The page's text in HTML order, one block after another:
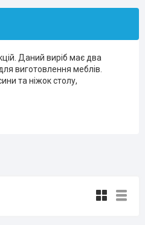
Даний виріб має два
виготовлення меблів.
та ніжок столу,